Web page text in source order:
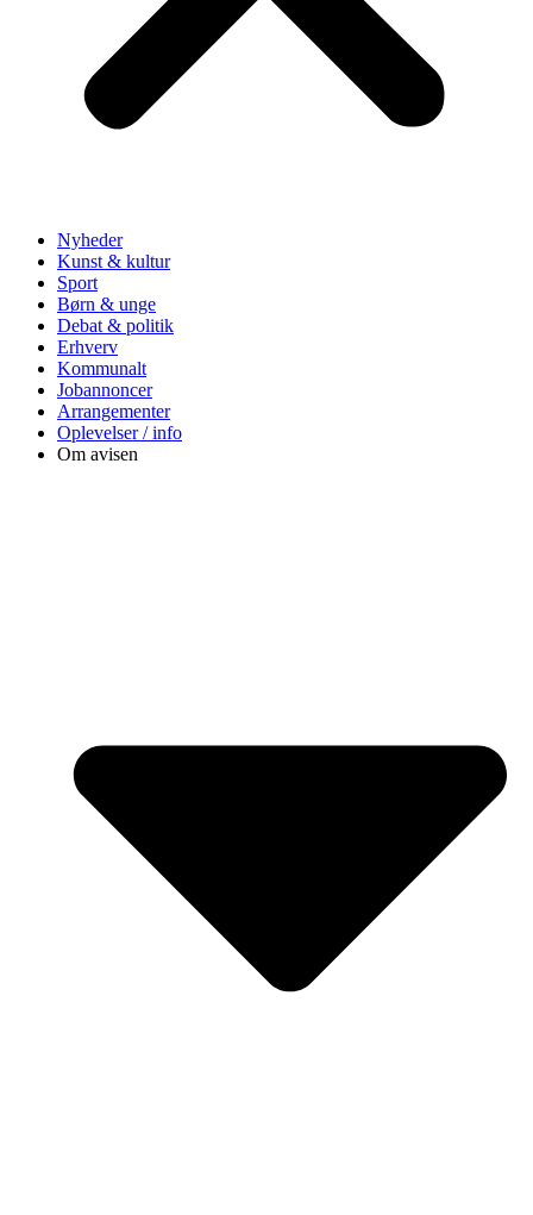
Nyheder
Kunst & kultur
Sport
Børn & unge
Debat & politik
Erhverv
Kommunalt
Jobannoncer
Arrangementer
Oplevelser / info
Om avisen